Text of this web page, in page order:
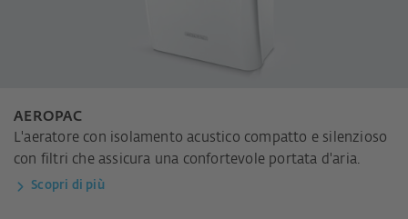
AEROPAC
L'aeratore con isolamento acustico compatto e silenzioso
con filtri che assicura una confortevole portata d'aria.
Scopri di più